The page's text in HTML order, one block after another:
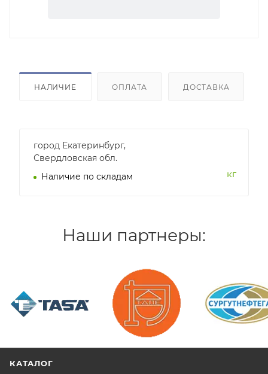
НАЛИЧИЕ ОПЛАТА ДОСТАВКА
город Екатеринбург,
Свердловская обл.
Наличие по складам
кг
Наши партнеры:
КАТАЛОГ